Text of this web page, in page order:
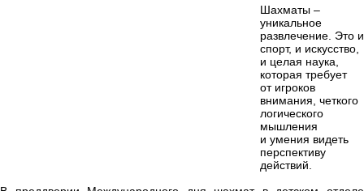
Шахматы –
уникальное
развлечение. Это и
спорт, и искусство,
и целая наука,
которая требует
от игроков
внимания, четкого
логического
мышления
и умения видеть
перспективу
действий.